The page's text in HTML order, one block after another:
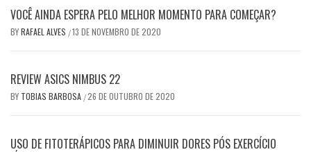
VOCÊ AINDA ESPERA PELO MELHOR MOMENTO PARA COMEÇAR?
BYRAFAEL ALVES /13 DE NOVEMBRO DE 2020
REVIEW ASICS NIMBUS 22
BY TOBIAS BARBOSA /26 DE OUTUBRO DE 2020
USO DE FITOTERÁPICOS PARA DIMINUIR DORES PÓS EXERCÍCIO